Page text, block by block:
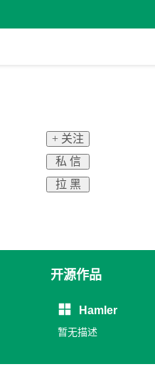
+ 关注
私 信
拉 黑
开源作品
Hamler
暂无描述